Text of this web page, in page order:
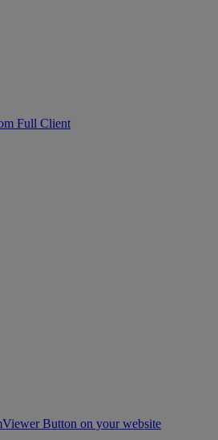
Full Client
Button on your website